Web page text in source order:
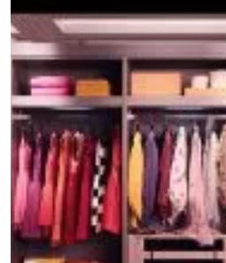
พร้อมเสิร์ฟเมนูกาแฟไทยคุณภาพที่
นี่เองเพื่อให้ได้รสชาติมีเอกลักษณ์
บรรยากาศดีแบบมีรสนิยม การตก
เข้มขรึม ด้วยดีเทลของงานทองเห
เนื่องมาจากห้องอาหารชาญ ผสมผ
หวาย เน้นกาแฟไทยคุณภาพดีเป็น
ภาคเหนือ ทั้งจากปางขอน จังหวัด
จังหวัดเชียงราย แล้วนำมาคั่วโดยใ
Roaster เครื่องคั่วกาแฟแฮนด์เมด